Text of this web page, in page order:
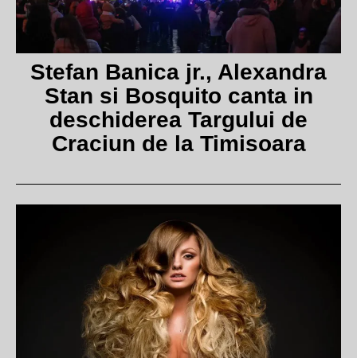
Stefan Banica jr., Alexandra
Stan si Bosquito canta in
deschiderea Targului de
Craciun de la Timisoara